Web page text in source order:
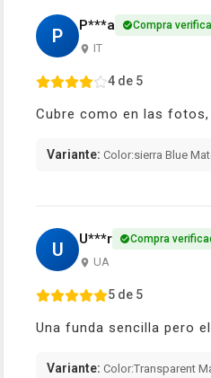
P P***a Compra
IT
4 de 5
Cubre como en las
Variante: Color:sierra Blue
U U***r Compra
UA
5 de 5
Una funda sencilla pero
Variante: Color:Transparent